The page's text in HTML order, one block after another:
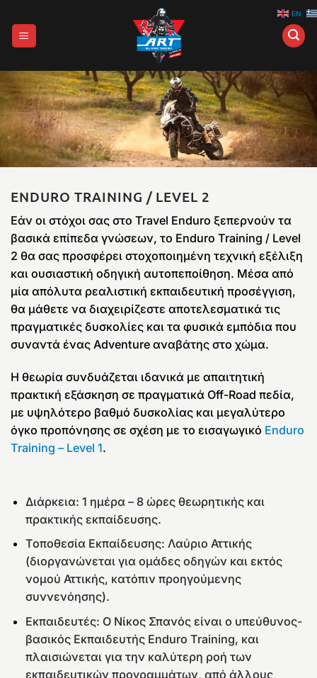
στο
περιεχόμενο
ENDURO TRAINING / LEVEL 2
Εάν οι στόχοι σας στο Travel Enduro ξεπερνούν τα
βασικά επίπεδα γνώσεων, το Enduro Training / Level
2 θα σας προσφέρει στοχοποιημένη τεχνική εξέλιξη
και ουσιαστική οδηγική αυτοπεποίθηση. Μέσα από
μία απόλυτα ρεαλιστική εκπαιδευτική προσέγγιση,
θα μάθετε να διαχειρίζεστε αποτελεσματικά τις
πραγματικές δυσκολίες και τα φυσικά εμπόδια που
συναντά ένας Adventure αναβάτης στο χώμα.
Η θεωρία συνδυάζεται ιδανικά με απαιτητική
πρακτική εξάσκηση σε πραγματικά Off-Road πεδία,
με υψηλότερο βαθμό δυσκολίας και μεγαλύτερο
όγκο προπόνησης σε σχέση με το εισαγωγικό Enduro
Training – Level 1.
Διάρκεια: 1 ημέρα – 8 ώρες θεωρητικής και
πρακτικής εκπαίδευσης.
Τοποθεσία Εκπαίδευσης: Λαύριο Αττικής
(διοργανώνεται για ομάδες οδηγών και εκτός
νομού Αττικής, κατόπιν προηγούμενης
συννενόησης).
Εκπαιδευτές: Ο Νίκος Σπανός είναι ο υπεύθυνος-
βασικός Εκπαιδευτής Enduro Training, και
πλαισιώνεται για την καλύτερη ροή των
εκπαιδευτικών προγραμμάτων, από άλλους
EN